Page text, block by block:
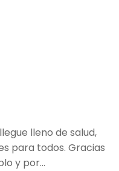
lleno de salud,
para todos. Gracias
y por...